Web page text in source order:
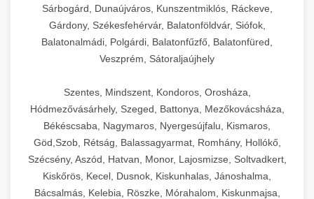
Sárbogárd, Dunaújváros, Kunszentmiklós, Ráckeve,
Gárdony, Székesfehérvár, Balatonföldvár, Siófok,
Balatonalmádi, Polgárdi, Balatonfűzfő, Balatonfüred,
Veszprém, Sátoraljaújhely
Szentes, Mindszent, Kondoros, Orosháza,
Hódmezővásárhely, Szeged, Battonya, Mezőkovácsháza,
Békéscsaba, Nagymaros, Nyergesújfalu, Kismaros,
Göd,Szob, Rétság, Balassagyarmat, Romhány, Hollókő,
Szécsény, Aszód, Hatvan, Monor, Lajosmizse, Soltvadkert,
Kiskőrös, Kecel, Dusnok, Kiskunhalas, Jánoshalma,
Bácsalmás, Kelebia, Röszke, Mórahalom, Kiskunmajsa,